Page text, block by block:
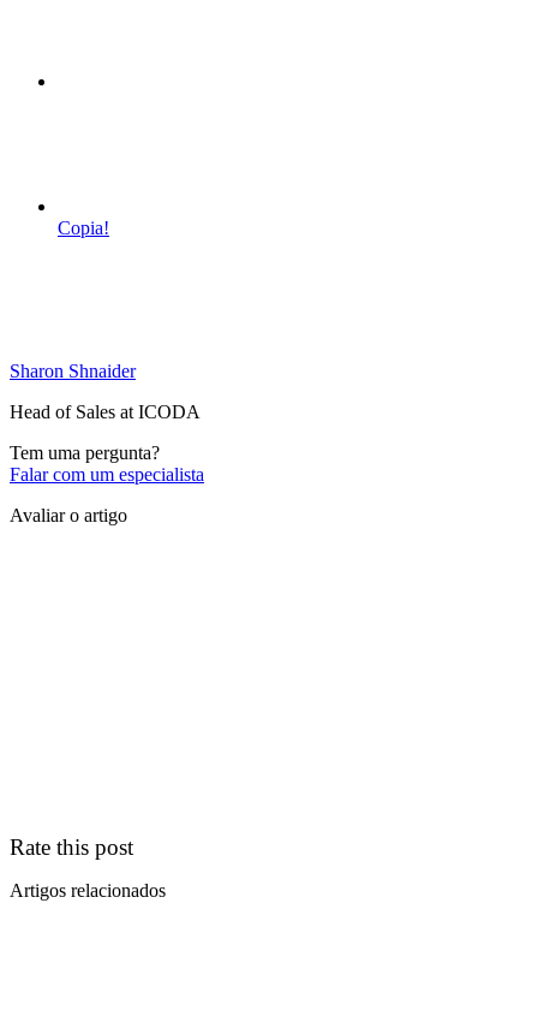
Copia!
Sharon Shnaider
Head of Sales at ICODA
Tem uma pergunta?
Falar com um especialista
Avaliar o artigo
Rate this post
Artigos relacionados